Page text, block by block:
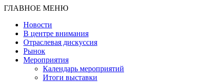
ГЛАВНОЕ МЕНЮ
Новости
В центре внимания
Отраслевая дискуссия
Рынок
Мероприятия
Календарь мероприятий
Итоги выставки